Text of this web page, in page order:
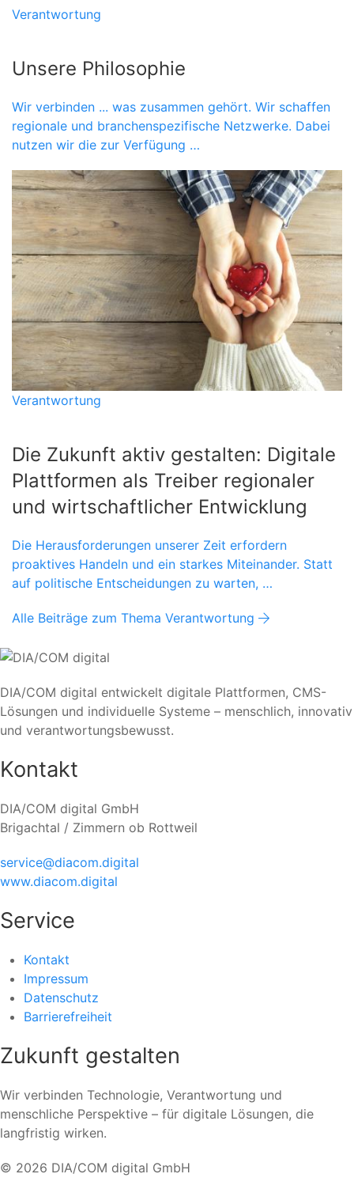
Verantwortung
Unsere Philosophie
Wir verbinden ... was zusammen gehört. Wir schaffen
regionale und branchenspezifische Netzwerke. Dabei
nutzen wir die zur Verfügung …
Verantwortung
Die Zukunft aktiv gestalten: Digitale
Plattformen als Treiber regionaler
und wirtschaftlicher Entwicklung
Die Herausforderungen unserer Zeit erfordern
proaktives Handeln und ein starkes Miteinander. Statt
auf politische Entscheidungen zu warten, …
Alle Beiträge zum Thema Verantwortung
DIA/COM digital entwickelt digitale Plattformen, CMS-
Lösungen und individuelle Systeme – menschlich, innovativ
und verantwortungsbewusst.
Kontakt
DIA/COM digital GmbH
Brigachtal / Zimmern ob Rottweil
service@diacom.digital
www.diacom.digital
Service
Kontakt
Impressum
Datenschutz
Barrierefreiheit
Zukunft gestalten
Wir verbinden Technologie, Verantwortung und
menschliche Perspektive – für digitale Lösungen, die
langfristig wirken.
© 2026 DIA/COM digital GmbH